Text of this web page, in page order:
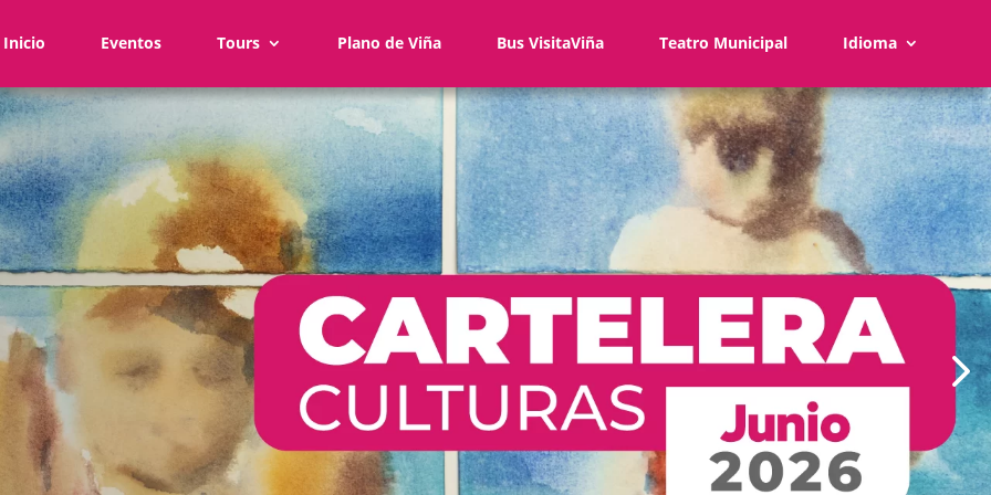
Inicio Eventos Tours Plano de Viña Bus VisitaViña Teatro Municipal Idioma
Visita
Viña
5